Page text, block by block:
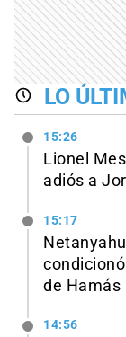
LO
15:26
Lionel
adiós a
15:17
de Hamás
14:56